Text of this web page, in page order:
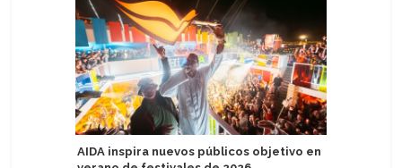
AIDA inspira nuevos públicos objetivo en